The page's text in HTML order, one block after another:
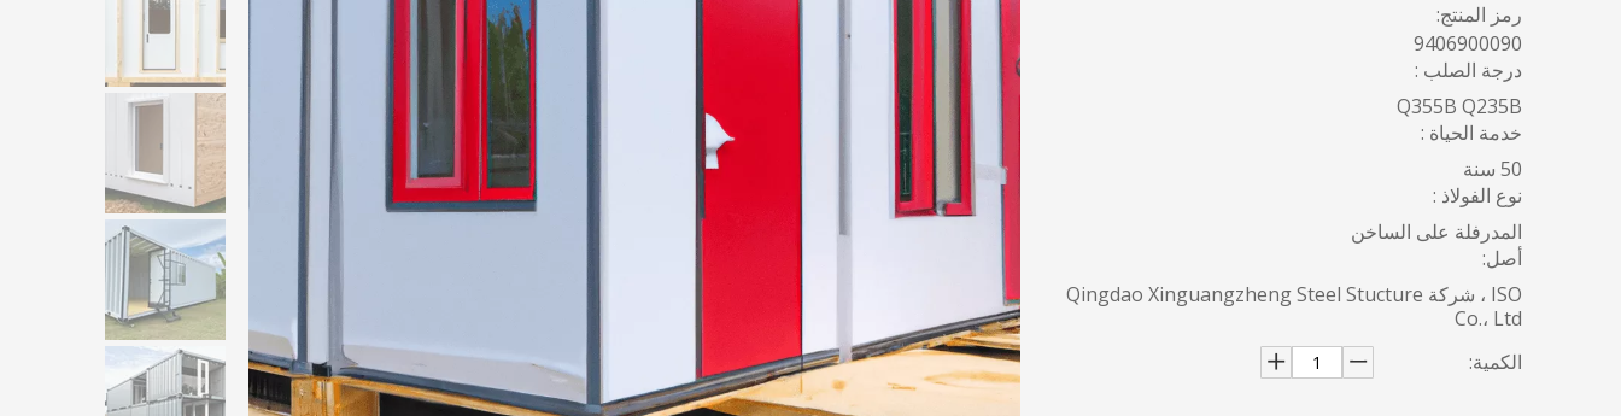
رمز المنتج:
9406900090
درجة الصلب :
Q355B Q235B
خدمة الحياة :
50 سنة
نوع الفولاذ :
المدرفلة على الساخن
أصل:
ISO ، شركة Qingdao Xinguangzheng Steel Stucture
Co.، Ltd
الكمية: